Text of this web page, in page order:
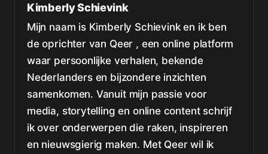
Kimberly Schievink
Mijn naam is Kimberly Schievink en ik ben
de oprichter van Qeer , een online platform
waar persoonlijke verhalen, bekende
Nederlanders en bijzondere inzichten
samenkomen. Vanuit mijn passie voor
media, storytelling en online content schrijf
ik over onderwerpen die raken, inspireren
en nieuwsgierig maken. Met Qeer wil ik